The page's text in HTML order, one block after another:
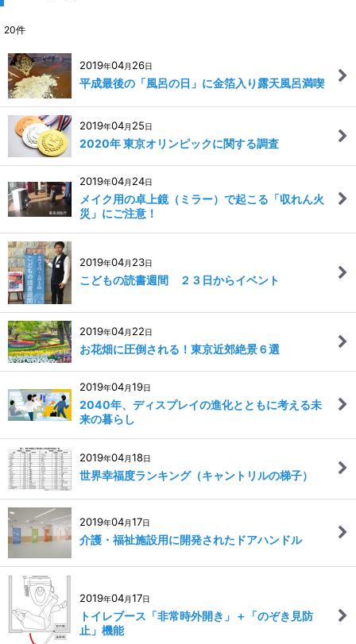
20件
2019年04月 26日
平成最後の「風呂の日」に金箔入り露天風呂満喫
2019年04月 25日
2020年 東京オリンピックに関する調査
2019年04月 24日
メイク用の卓上鏡（ミラー）で起こる「収れん火
災」にご注意！
2019年04月 23日
こどもの読書週間 ２３日からイベント
2019年04月 22日
お花畑に圧倒される！東京近郊絶景６選
2019年04月19日
2040年、ディスプレイの進化とともに考える未
来の暮らし
2019年04月18日
世界幸福度ランキング（キャントリルの梯子）
2019年04月17日
介護・福祉施設用に開発されたドアハンドル
2019年04月17日
トイレブース「非常時外開き」＋「のぞき見防
止」機能